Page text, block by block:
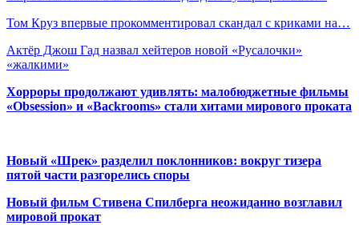
Том Круз впервые прокомментировал скандал с криками на…
Актёр Джош Гад назвал хейтеров новой «Русалочки»
«жалкими»
Хорроры продолжают удивлять: малобюджетные фильмы
«Obsession» и «Backrooms» стали хитами мирового проката
Новый «Шрек» разделил поклонников: вокруг тизера
пятой части разгорелись споры
Новый фильм Стивена Спилберга неожиданно возглавил
мировой прокат